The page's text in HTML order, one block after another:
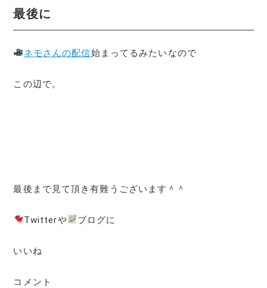
最後に
ネモさんの配信始まってるみたいなので
この辺で。
最後まで見て頂き有難うございます＾＾
Twitterや ブログに
いいね
コメント